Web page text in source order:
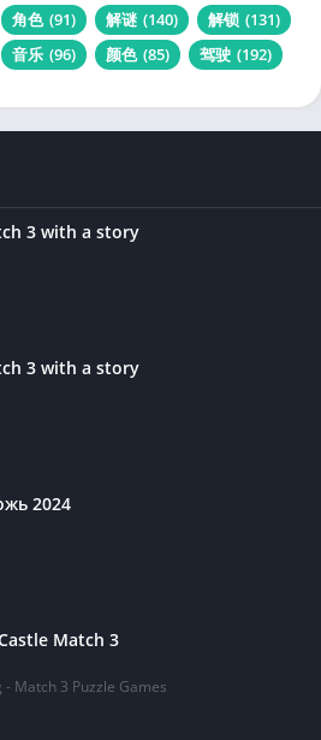
角色 (91) 解谜 (140) 解锁 (131)
音乐 (96) 颜色 (85) 驾驶 (192)
3 with a story
3 with a story
2024
Match 3
Match 3 Puzzle Games